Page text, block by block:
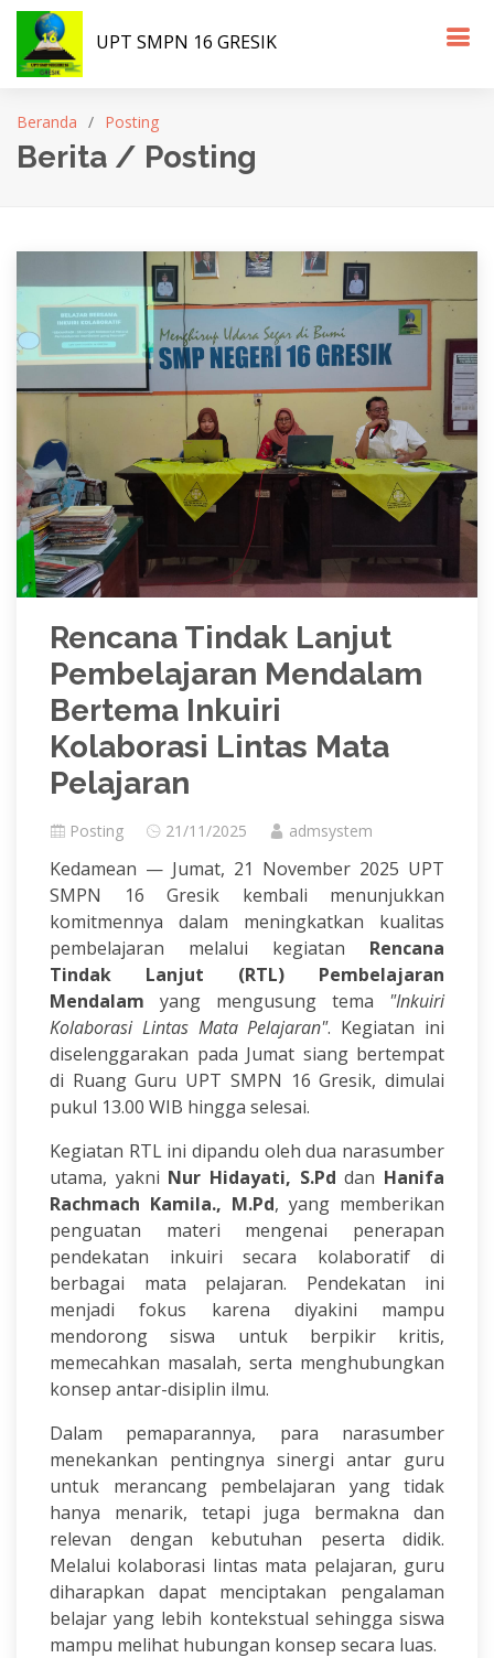
UPT SMPN 16 GRESIK
Beranda Posting
Berita / Posting
Rencana Tindak Lanjut
Pembelajaran Mendalam
Bertema Inkuiri
Kolaborasi Lintas Mata
Pelajaran
Posting 21/11/2025 admsystem
Kedamean — Jumat, 21 November 2025 UPT
SMPN 16 Gresik kembali menunjukkan
komitmennya dalam meningkatkan kualitas
pembelajaran melalui kegiatan Rencana
Tindak Lanjut (RTL) Pembelajaran
Mendalam yang mengusung tema "Inkuiri
Kolaborasi Lintas Mata Pelajaran". Kegiatan ini
diselenggarakan pada Jumat siang bertempat
di Ruang Guru UPT SMPN 16 Gresik, dimulai
pukul 13.00 WIB hingga selesai.
Kegiatan RTL ini dipandu oleh dua narasumber
utama, yakni Nur Hidayati, S.Pd dan Hanifa
Rachmach Kamila., M.Pd, yang memberikan
penguatan materi mengenai penerapan
pendekatan inkuiri secara kolaboratif di
berbagai mata pelajaran. Pendekatan ini
menjadi fokus karena diyakini mampu
mendorong siswa untuk berpikir kritis,
memecahkan masalah, serta menghubungkan
konsep antar-disiplin ilmu.
Dalam pemaparannya, para narasumber
menekankan pentingnya sinergi antar guru
untuk merancang pembelajaran yang tidak
hanya menarik, tetapi juga bermakna dan
relevan dengan kebutuhan peserta didik.
Melalui kolaborasi lintas mata pelajaran, guru
diharapkan dapat menciptakan pengalaman
belajar yang lebih kontekstual sehingga siswa
mampu melihat hubungan konsep secara luas.